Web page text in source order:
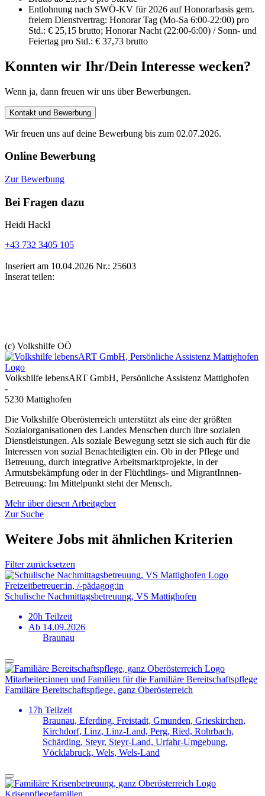
Entlohnung nach SWÖ-KV für 2026 auf Honorarbasis gem.
freiem Dienstvertrag: Honorar Tag (Mo-Sa 6:00-22:00) pro
Std.: € 25,15 brutto; Honorar Nacht (22:00-6:00) / Sonn- und
Feiertag pro Std.: € 37,73 brutto
Konnten wir Ihr/Dein Interesse wecken?
Wenn ja, dann freuen wir uns über Bewerbungen.
Kontakt und Bewerbung
Wir freuen uns auf deine Bewerbung bis zum 02.07.2026.
Online Bewerbung
Zur Bewerbung
Bei Fragen dazu
Heidi Hackl
+43 732 3405 105
Inseriert am 10.04.2026 Nr.: 25603
Inserat teilen:
(c) Volkshilfe OÖ
Volkshilfe lebensART GmbH, Persönliche Assistenz Mattighofen
-
5230 Mattighofen
Die Volkshilfe Oberösterreich unterstützt als eine der größten
Sozialorganisationen des Landes Menschen durch ihre sozialen
Dienstleistungen. Als soziale Bewegung setzt sie sich auch für die
Interessen von sozial Benachteiligten ein. Ob in der Pflege und
Betreuung, durch integrative Arbeitsmarktprojekte, in der
Armutsbekämpfung oder in der Flüchtlings- und MigrantInnen-
Betreuung: Im Mittelpunkt steht der Mensch.
Mehr über diesen Arbeitgeber
Zur Suche
Weitere Jobs mit ähnlichen Kriterien
Filter zurücksetzen
Freizeitbetreuer:in, /-pädagog:in
Schulische Nachmittagsbetreuung, VS Mattighofen
20h Teilzeit
Ab 14.09.2026
Braunau
Mitarbeiter:innen und Familien für die Familiäre Bereitschafts­pflege
Familiäre Bereitschaftspflege, ganz Oberösterreich
17h Teilzeit
Braunau, Eferding, Freistadt, Gmunden, Grieskirchen,
Kirchdorf, Linz, Linz-Land, Perg, Ried, Rohrbach,
Schärding, Steyr, Steyr-Land, Urfahr-Umgebung,
Vöcklabruck, Wels, Wels-Land
Krisenpflege­familien